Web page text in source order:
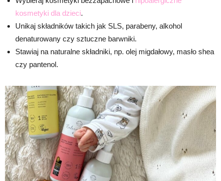
kosmetyki dla dzieci.
Unikaj składników takich jak SLS, parabeny, alkohol
denaturowany czy sztuczne barwniki.
Stawiaj na naturalne składniki, np. olej migdałowy, masło shea
czy pantenol.